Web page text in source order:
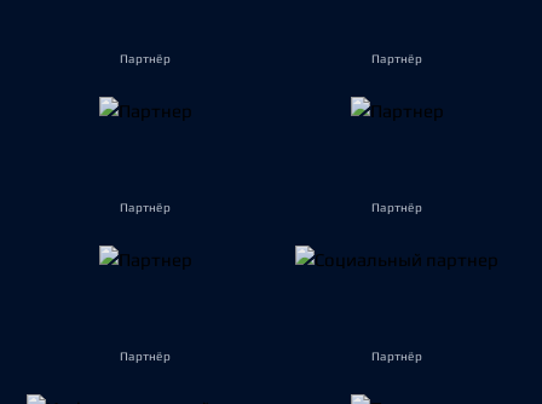
Партнёр Партнёр
Партнёр Партнёр
Партнёр Партнёр